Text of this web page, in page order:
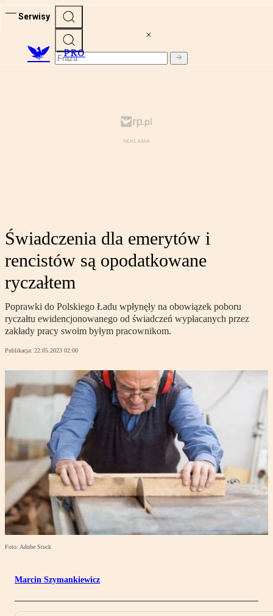
Serwisy
PRO
Świadczenia dla emerytów i
rencistów są opodatkowane
ryczałtem
Poprawki do Polskiego Ładu wpłynęły na obowiązek poboru
ryczałtu ewidencjonowanego od świadczeń wypłacanych przez
zakłady pracy swoim byłym pracownikom.
Publikacja: 22.05.2023 02:00
Foto: Adobe Stock
Marcin Szymankiewicz